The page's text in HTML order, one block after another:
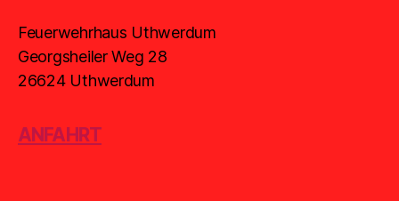
Feuerwehrhaus Uthwerdum
Georgsheiler Weg 28
26624 Uthwerdum
ANFAHRT